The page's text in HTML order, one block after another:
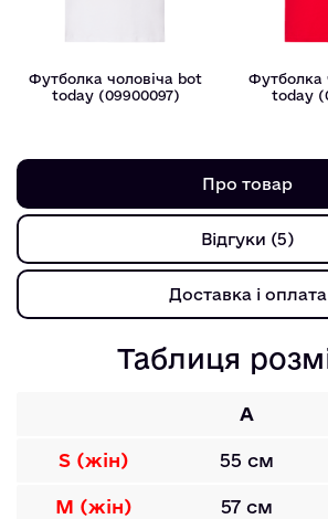
Футболка чоловіча bot
today (09900097)
Футболка
today
Про товар
Відгуки (5)
Доставка і оплата
Таблиця
A
S (жін) 55 см
M (жін) 57 см